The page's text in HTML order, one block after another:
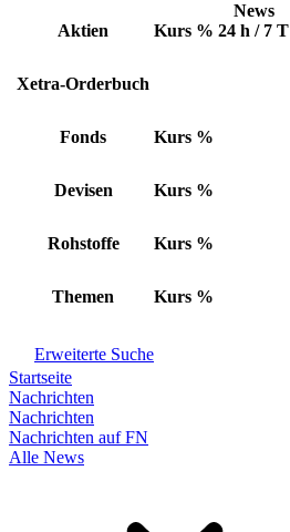
Aktien Kurs %
News
24 h / 7 T
Xetra-Orderbuch
Fonds Kurs %
Devisen Kurs %
Rohstoffe Kurs %
Themen Kurs %
Erweiterte Suche
Startseite
Nachrichten
Nachrichten
Nachrichten auf FN
Alle News